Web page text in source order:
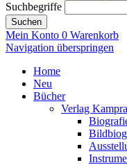
Suchbegriffe
Suchen
Mein Konto 0 Warenkorb
Navigation überspringen
Home
Neu
Bücher
Verlag